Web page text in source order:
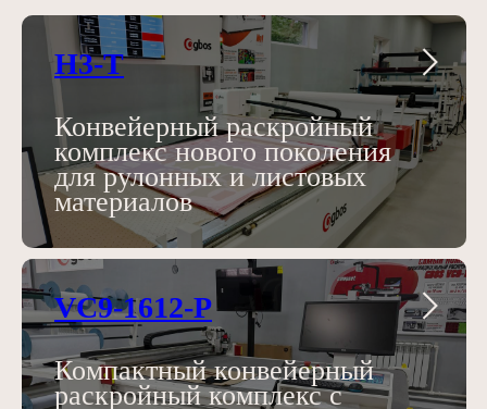
H3-T
Конвейерный раскройный
комплекс нового поколения
для рулонных и листовых
материалов
VC9-1612-P
Компактный конвейерный
раскройный комплекс с